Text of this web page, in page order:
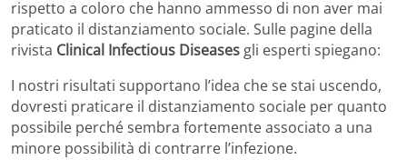
rispetto a coloro che hanno ammesso di non aver mai
praticato il distanziamento sociale. Sulle pagine della
rivista Clinical Infectious Diseases gli esperti spiegano:
I nostri risultati supportano l’idea che se stai uscendo,
dovresti praticare il distanziamento sociale per quanto
possibile perché sembra fortemente associato a una
minore possibilità di contrarre l’infezione.